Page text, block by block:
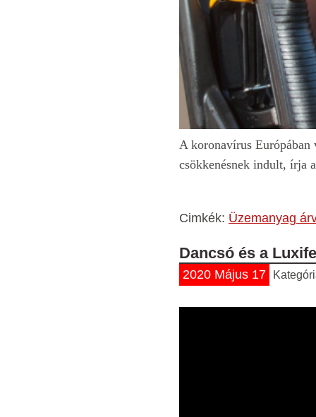
A koronavírus Európában
csökkenésnek indult, írja
Cimkék: Üzemanyag
Dancsó és a
2020 Május 17